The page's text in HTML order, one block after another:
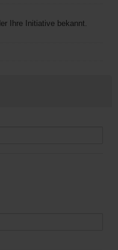
Ihre Initiative bekannt.